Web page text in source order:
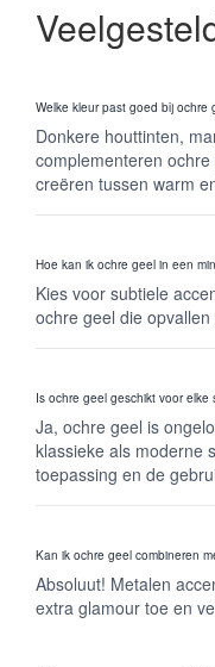
Welke kleur past goed bij ochre
Donkere houttinten,
complementeren
creëren tussen warm
Hoe kan ik ochre geel in een
Kies voor subtiele
ochre geel die
Is ochre geel geschikt voor elke
Ja, ochre geel is
klassieke als moderne
toepassing en de
Kan ik ochre geel combineren
Absoluut! Metalen
extra glamour toe en